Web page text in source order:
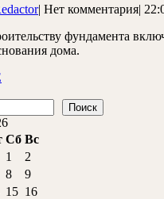
Redactor
| Нет комментария|
фундамента
дома.
Поиск
Сб Вс
1
2
8
9
15 16